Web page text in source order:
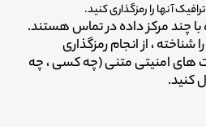
آنها را رمزگذاری کنید.
با چند مرکز داده در تماس هستند.
، از انجام رمزگذاری
های امنیتی متنی (چه کسی ، چه
کنید.